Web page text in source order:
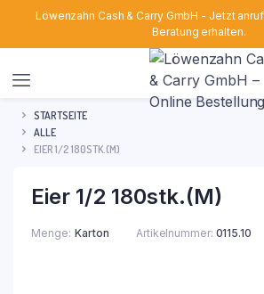
Löwenzahn Cash & Carry GmbH - Jetzt
Beratung erhalten.
STARTSEITE
ALLE
EIER 1/2 180STK.(M)
Eier 1/2 180stk.(M)
Menge Karton Artikelnummer: 0115.10